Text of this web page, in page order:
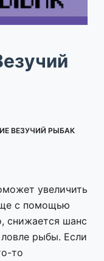
ВЕЗУЧИЙ РЫБАК
увеличить
с помощью
снижается шанс
рыбы. Если
то